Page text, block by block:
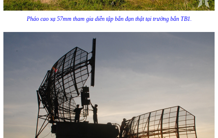
Pháo cao xạ 57mm tham gia diễn tập bắn đạn thật tại trường bắn TB1.